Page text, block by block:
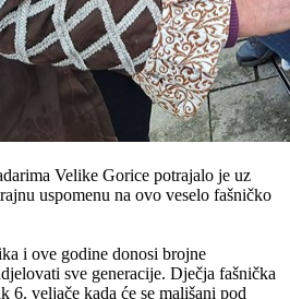
Velike Gorice potrajalo je uz
uspomenu na ovo veselo fašničko
i ove godine donosi brojne
sve generacije. Dječja fašnička
6. veljače kada će se mališani pod